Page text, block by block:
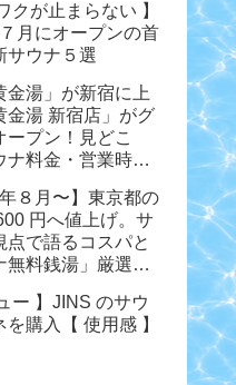
クが止まらない 】
月にオープンの首
サウナ５選
金湯」が新宿に上
金湯 新宿店」がグ
ープン！見どこ
ナ料金・営業時間
年８月〜】東京都の
円へ値上げ。サ
点で語るコスパと
無料銭湯」厳選ま
ー 】JINS のサウ
を購入【 使用感 】